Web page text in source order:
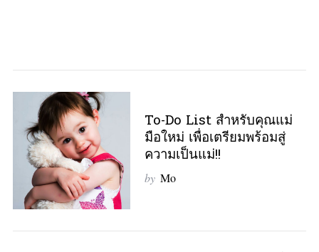
To-Do List สำหรับคุณแม่
มือใหม่ เพื่อเตรียมพร้อมสู่
ความเป็นแม่!!
by Mo